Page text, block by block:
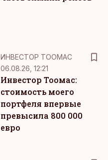
ИНВЕСТОР ТООМАС
06.08.26, 12:21
Инвестор Тоомас:
стоимость моего
портфеля впервые
превысила 800 000
евро